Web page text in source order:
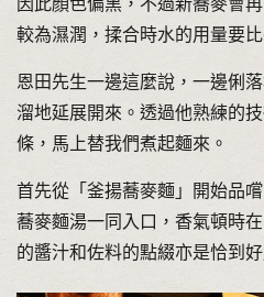
因此顏色偏黑，不過新蕎麥會
較為濕潤，揉合時水的用量要比
恩田先生一邊這麼說，一邊俐
溜地延展開來。透過他熟練的
條，馬上替我們煮起麵來。
首先從「釜揚蕎麥麵」開始品
蕎麥麵湯一同入口，香氣頓時
的醬汁和佐料的點綴亦是恰到好